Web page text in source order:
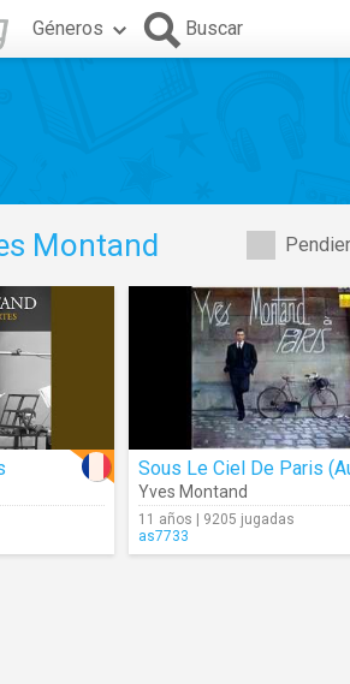
Géneros Buscar
Montand
Yves Montand
11 años | 9205 jugadas
as7733